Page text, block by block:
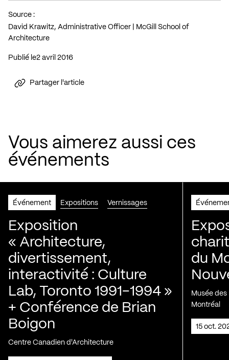
Source :
David Krawitz, Administrative Officer | McGill School of
Architecture
Publié le 2 avril 2016
Partager l'article
Vous aimerez aussi ces
événements
Événement Expositions Vernissages
Exposition
« Architecture,
divertissement,
interactivité : Culture
Lab, Toronto 1991-1994 »
+ Conférence de Brian
Boigon
Centre Canadien d'Architecture
du
Musée
Montréal
15 oct.